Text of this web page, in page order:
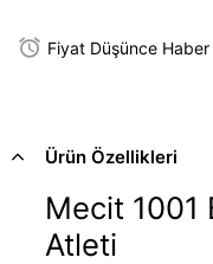
Fiyat Düşünce Haber
Ürün Özellikleri
Mecit 1001
Atleti